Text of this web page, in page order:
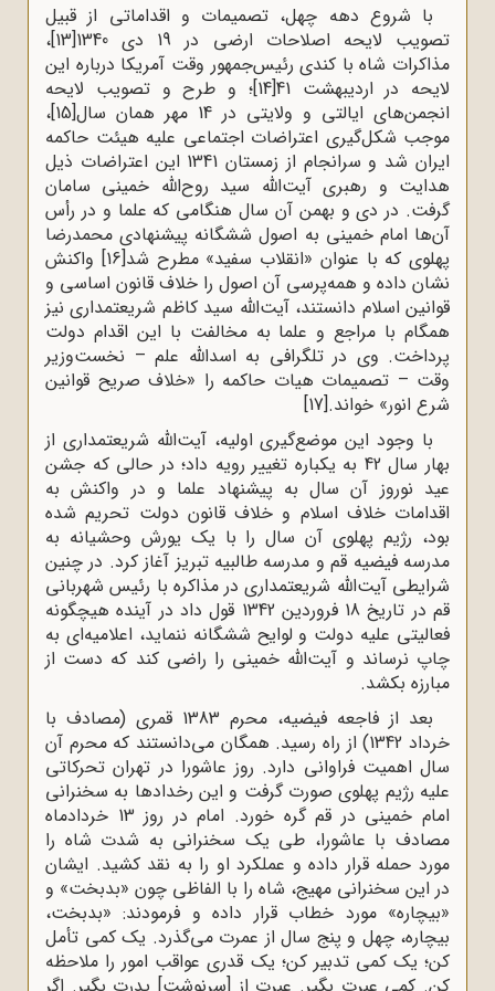
با شروع دهه چهل، تصمیمات و اقداماتی از قبیل
تصویب لایحه اصلاحات ارضی در 19 دی 1340
[13]،
مذاکرات شاه با کندی رئیس‌جمهور وقت آمریکا درباره این
لایحه در اردیبهشت 41 [14]؛ و طرح و تصویب لایحه
انجمن‌های ایالتی و ولایتی در 14 مهر همان سال
[15]،
موجب شکل‌گیری اعتراضات اجتماعی علیه هیئت حاکمه
ایران شد و سرانجام از زمستان 1341 این اعتراضات ذیل
هدایت و رهبری آیت‌الله سید روح‌الله خمینی سامان
گرفت. در دی و بهمن آن سال هنگامی که علما و در رأس
آن‌ها امام خمینی به اصول ششگانه پیشنهادی محمدرضا
پهلوی که با عنوان «انقلاب سفید» مطرح شد[16] واکنش
نشان داده و همه‌پرسی آن اصول را خلاف قانون اساسی و
قوانین اسلام دانستند، آیت‌الله سید کاظم شریعتمداری نیز
همگام با مراجع و علما به مخالفت با این اقدام دولت
پرداخت. وی در تلگرافی به اسدالله علم – نخست‌وزیر
وقت – تصمیمات هیات حاکمه را «خلاف صریح قوانین
شرع انور» خواند.[17]
با وجود این موضع‌گیری اولیه، آیت‌الله شریعتمداری از
بهار سال 42 به یکباره تغییر رویه داد؛ در حالی که جشن
عید نوروز آن سال به پیشنهاد علما و در واکنش به
اقدامات خلاف اسلام و خلاف قانون دولت تحریم شده
بود، رژیم پهلوی آن سال را با یک یورش وحشیانه به
مدرسه فیضیه قم و مدرسه طالبیه تبریز آغاز کرد. در چنین
شرایطی آیت‌الله شریعتمداری در مذاکره با رئیس شهربانی
قم در تاریخ 18 فروردین 1342 قول داد در آینده هیچگونه
فعالیتی علیه دولت و لوایح ششگانه ننماید، اعلامیه‌ای به
چاپ نرساند و آیت‌الله خمینی را راضی کند که دست از
مبارزه بکشد.
بعد از فاجعه فیضیه، محرم 1383 قمری (مصادف با
خرداد 1342) از راه رسید. همگان می‌دانستند که محرم آن
سال اهمیت فراوانی دارد. روز عاشورا در تهران تحرکاتی
علیه رژیم پهلوی صورت گرفت و این رخدادها به سخنرانی
امام خمینی در قم گره خورد. امام در روز 13 خردادماه
مصادف با عاشورا، طی یک سخنرانی به شدت شاه را
مورد حمله قرار داده و عملکرد او را به نقد کشید. ایشان
در این سخنرانی مهیج، شاه را با الفاظی چون «بدبخت» و
«بیچاره» مورد خطاب قرار داده و فرمودند: «بدبخت،
بیچاره، چهل و پنج سال از عمرت می‌گذرد. یک کمی تأمل
کن؛ یک کمی تدبیر کن؛ یک قدری عواقب امور را ملاحظه